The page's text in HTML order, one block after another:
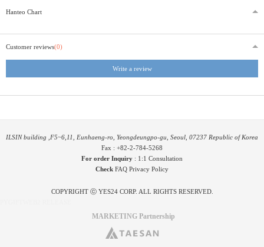
Hanteo Chart
Customer reviews(0)
Write a review
ILSIN building ,F5~6,11, Eunhaeng-ro, Yeongdeungpo-gu, Seoul, 07237 Republic of Korea
Fax : +82-2-784-5268
For order Inquiry : 1:1 Consultation
Check FAQ Privacy Policy
COPYRIGHT ⓒ YES24 CORP. ALL RIGHTS RESERVED.
MARKETING Partnership